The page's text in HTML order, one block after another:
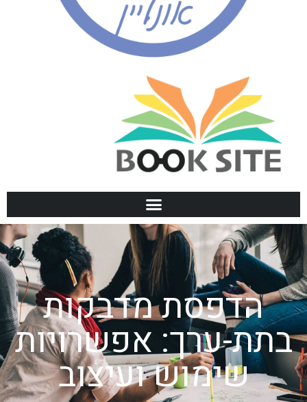
הדפסת מדבקות
בתת-ערך: אפשרויות
שימוש ועיצוב